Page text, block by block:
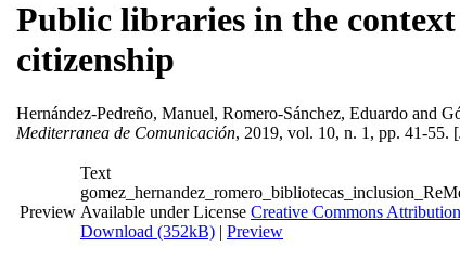
Public libraries in the
citizenship
Hernández-Pedreño, Manuel, Romero-Sánchez, Eduardo and
Mediterranea de Comunicación, 2019, vol. 10, n. 1, pp. 41-55.
Preview
Text
Available under License Creative Commons
Download (352kB) | Preview